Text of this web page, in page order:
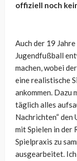
offiziell noch
Auch der 19
Jugendfußball
machen, wobei
eine realistische
ankommen. Dazu
täglich alles
Nachrichten“
mit Spielen in der
Spielpraxis zu
ausgearbeitet.